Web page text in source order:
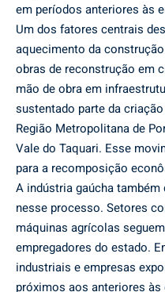
em períodos anteriores às
Um dos fatores centrais
aquecimento da
obras de reconstrução em
mão de obra em
sustentado parte da
Região Metropolitana de
Vale do Taquari. Esse
para a recomposição
A indústria gaúcha também
nesse processo. Setores
máquinas agrícolas
empregadores do estado.
industriais e empresas
próximos aos anteriores